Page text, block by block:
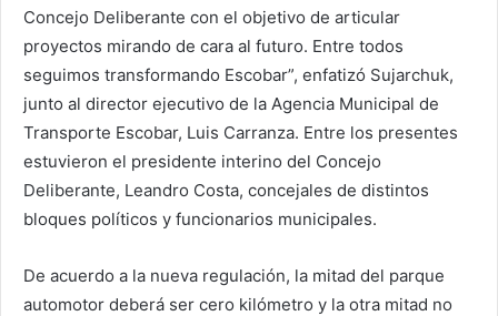
Concejo Deliberante con el objetivo de articular
proyectos mirando de cara al futuro. Entre todos
seguimos transformando Escobar”, enfatizó Sujarchuk,
junto al director ejecutivo de la Agencia Municipal de
Transporte Escobar, Luis Carranza. Entre los presentes
estuvieron el presidente interino del Concejo
Deliberante, Leandro Costa, concejales de distintos
bloques políticos y funcionarios municipales.
De acuerdo a la nueva regulación, la mitad del parque
automotor deberá ser cero kilómetro y la otra mitad no